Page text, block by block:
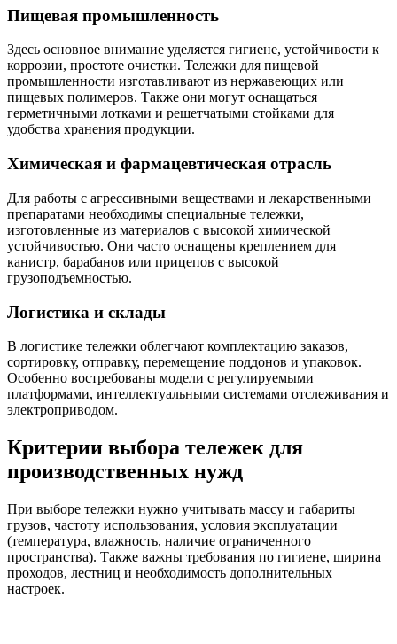
Пищевая промышленность
Здесь основное внимание уделяется гигиене, устойчивости к
коррозии, простоте очистки. Тележки для пищевой
промышленности изготавливают из нержавеющих или
пищевых полимеров. Также они могут оснащаться
герметичными лотками и решетчатыми стойками для
удобства хранения продукции.
Химическая и фармацевтическая отрасль
Для работы с агрессивными веществами и лекарственными
препаратами необходимы специальные тележки,
изготовленные из материалов с высокой химической
устойчивостью. Они часто оснащены креплением для
канистр, барабанов или прицепов с высокой
грузоподъемностью.
Логистика и склады
В логистике тележки облегчают комплектацию заказов,
сортировку, отправку, перемещение поддонов и упаковок.
Особенно востребованы модели с регулируемыми
платформами, интеллектуальными системами отслеживания и
электроприводом.
Критерии выбора тележек для
производственных нужд
При выборе тележки нужно учитывать массу и габариты
грузов, частоту использования, условия эксплуатации
(температура, влажность, наличие ограниченного
пространства). Также важны требования по гигиене, ширина
проходов, лестниц и необходимость дополнительных
настроек.